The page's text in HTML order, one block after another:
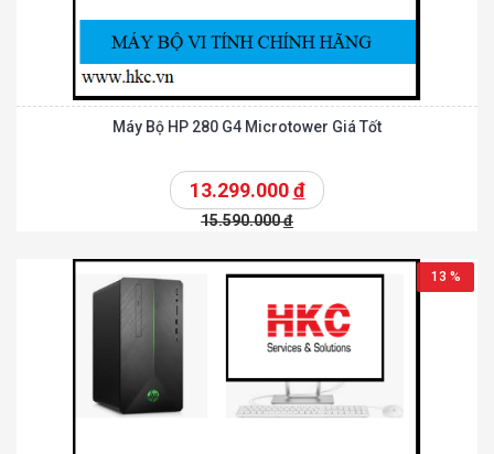
Máy Bộ HP 280 G4 Microtower Giá Tốt
13.299.000đ
15.590.000đ
13 %